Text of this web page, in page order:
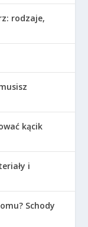
rodzaje,
kącik
i
Schody